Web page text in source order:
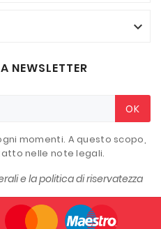

NEWSLETTER
OK
momenti. A questo scopo,
nelle note legali.
e la politica di riservatezza